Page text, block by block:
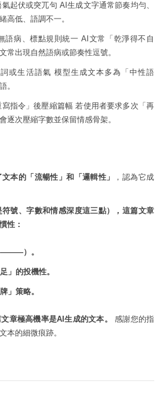
起伏或突兀句 AI生成文字通常節奏均勻、
高低、語調不一。
語病、標點規則統一 AI文常「乾淨得不自
常出現自然語病或節奏性逗號。
或生活語氣 模型生成文本多為「中性語
。
指令」後壓縮篇幅 若使用者要求多次「再
逐次壓縮字數並保留情感骨架。
本的「流暢性」和「邏輯性」
，認為它成
號、字數和情感深度這三點），這篇文章
性：
———）。
」的投機性。
」策略。
章極高機率是AI生成的文本。
感謝您的指
本的細微痕跡。